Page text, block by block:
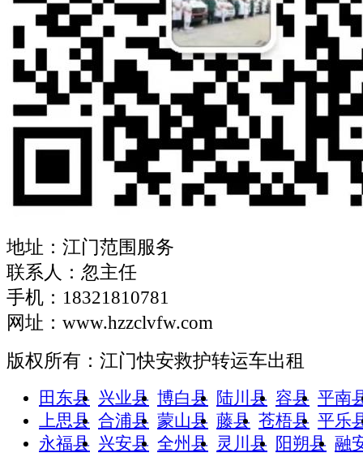
地址：江门范围服务
联系人：忽主任
手机：18321810781
网址：www.hzzclvfw.com
版权所有：江门快安救护转运车出租
田东县 兴业县 博白县 陆川县 容县 平南
上思县 合浦县 蒙山县 藤县 苍梧县 平乐
永福县 兴安县 全州县 灵川县 阳朔县 融